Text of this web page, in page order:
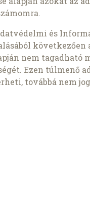
és
következően
nem tagadható
Ezen túlmenő
továbbá nem